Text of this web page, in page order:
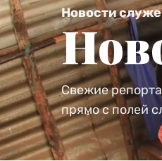
Новости
Свежие
прямо с полей